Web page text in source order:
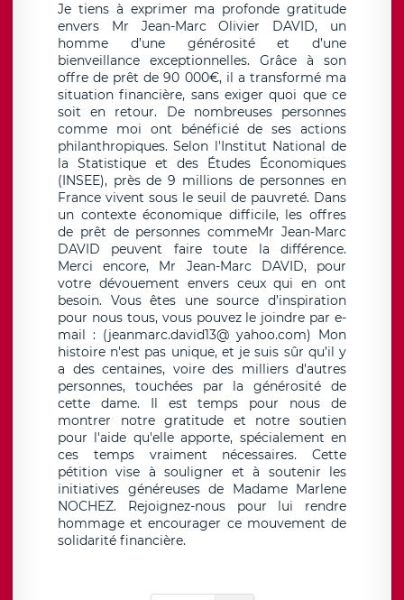
Je tiens à exprimer ma profonde gratitude
envers Mr Jean-Marc Olivier DAVID, un
homme d’une générosité et d’une
bienveillance exceptionnelles. Grâce à son
offre de prêt de 90 000€, il a transformé ma
situation financière, sans exiger quoi que ce
soit en retour. De nombreuses personnes
comme moi ont bénéficié de ses actions
philanthropiques. Selon l'Institut National de
la Statistique et des Études Économiques
(INSEE), près de 9 millions de personnes en
France vivent sous le seuil de pauvreté. Dans
un contexte économique difficile, les offres
de prêt de personnes commeMr Jean-Marc
DAVID peuvent faire toute la différence.
Merci encore, Mr Jean-Marc DAVID, pour
votre dévouement envers ceux qui en ont
besoin. Vous êtes une source d’inspiration
pour nous tous, vous pouvez le joindre par e-
mail : (jeanmarc.david13@ yahoo.com) Mon
histoire n'est pas unique, et je suis sûr qu’il y
a des centaines, voire des milliers d'autres
personnes, touchées par la générosité de
cette dame. Il est temps pour nous de
montrer notre gratitude et notre soutien
pour l'aide qu'elle apporte, spécialement en
ces temps vraiment nécessaires. Cette
pétition vise à souligner et à soutenir les
initiatives généreuses de Madame Marlene
NOCHEZ. Rejoignez-nous pour lui rendre
hommage et encourager ce mouvement de
solidarité financière.